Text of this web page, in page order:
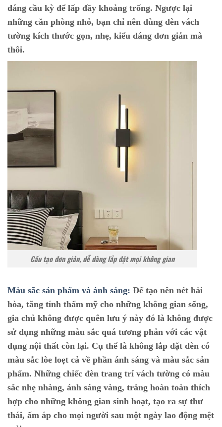
dáng cầu kỳ để lấp đầy khoảng trống. Ngược lại
những căn phòng nhỏ, bạn chỉ nên dùng đèn vách
tường kích thước gọn, nhẹ, kiểu dáng đơn giản mà
thôi.
Cấu tạo đơn giản, dễ dàng lắp đặt mọi không gian
Màu sắc sản phẩm và ánh sáng: Để tạo nên nét hài
hòa, tăng tính thẩm mỹ cho những không gian sống,
gia chủ không được quên lưu ý này đó là không được
sử dụng những màu sắc quá tương phản với các vật
dụng nội thất còn lại. Cụ thể là không lắp đặt đèn có
màu sắc lòe loẹt cả về phần ánh sáng và màu sắc sản
phẩm. Những chiếc đèn trang trí vách tường có màu
sắc nhẹ nhàng, ánh sáng vàng, trắng hoàn toàn thích
hợp cho những không gian sinh hoạt, tạo ra sự thư
thái, ấm áp cho mọi người sau một ngày lao động mệt